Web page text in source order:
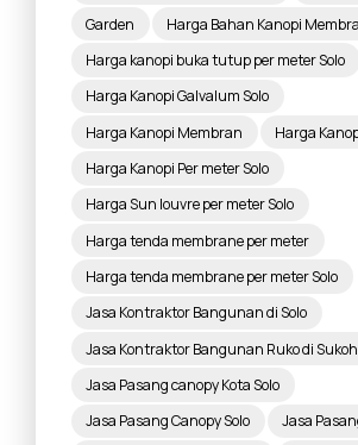
Garden
Harga Bahan Kanopi
Harga kanopi buka tutup per meter Solo
Harga Kanopi Galvalum Solo
Harga Kanopi Membran
Harga
Harga Kanopi Per meter Solo
Harga Sun louvre per meter Solo
Harga tenda membrane per meter
Harga tenda membrane per meter Solo
Jasa Kontraktor Bangunan di Solo
Jasa Kontraktor Bangunan Ruko di
Jasa Pasang canopy Kota Solo
Jasa Pasang Canopy Solo
Jasa